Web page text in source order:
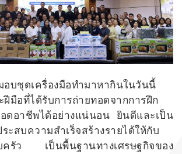
อบชุดเครื่องมือทำมาหากินในวันนี้
ฝีมือที่ได้รับการถ่ายทอดจากการฝึก
ดอาชีพได้อย่างแน่นอน ยินดีและเป็น
ะสบความสำเร็จสร้างรายได้ให้กับ
ครัว เป็นพื้นฐานทางเศรษฐกิจของ